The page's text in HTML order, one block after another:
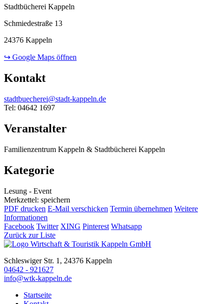
Stadtbücherei Kappeln
Schmiedestraße 13
24376 Kappeln
↪ Google Maps öffnen
Kontakt
stadtbuecherei@stadt-kappeln.de
Tel: 04642 1697
Veranstalter
Familienzentrum Kappeln & Stadtbücherei Kappeln
Kategorie
Lesung - Event
Merkzettel: speichern
PDF drucken E-Mail verschicken Termin übernehmen Weitere
Informationen
Facebook Twitter XING Pinterest Whatsapp
Zurück zur Liste
Schleswiger Str. 1, 24376 Kappeln
04642 - 921627
info@wtk-kappeln.de
Startseite